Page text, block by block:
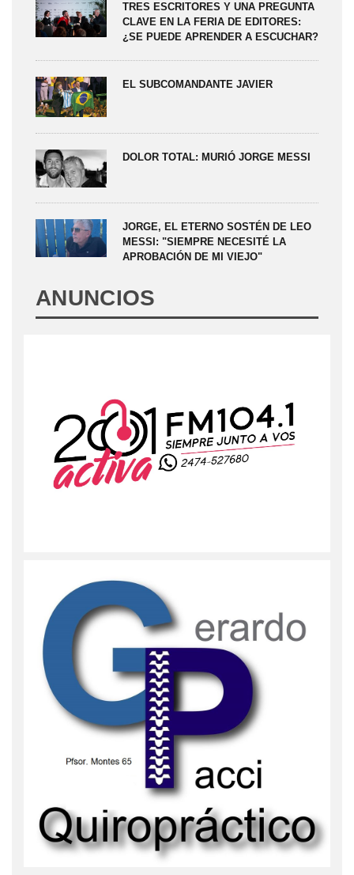
TRES ESCRITORES Y UNA PREGUNTA
CLAVE EN LA FERIA DE EDITORES:
¿SE PUEDE APRENDER A ESCUCHAR?
EL SUBCOMANDANTE JAVIER
DOLOR TOTAL: MURIÓ JORGE MESSI
JORGE, EL ETERNO SOSTÉN DE LEO
MESSI: "SIEMPRE NECESITÉ LA
APROBACIÓN DE MI VIEJO"
ANUNCIOS